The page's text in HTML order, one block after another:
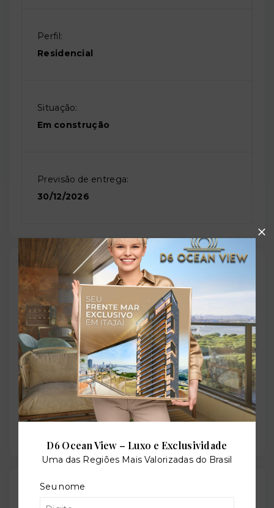
Perfil:
Residencial
Situação:
Em construção
Previsão de entrega:
30/12/2026
Localização
Estrada de Mugango, 135 - Campo Alegre - Nova
Iguaçu/RJ
- 26292-156
+
−
Leaflet
Gostou do imóvel?
D6 Ocean View – Luxo e Exclusividade
Uma das Regiões Mais Valorizadas do Brasil
Seu nome